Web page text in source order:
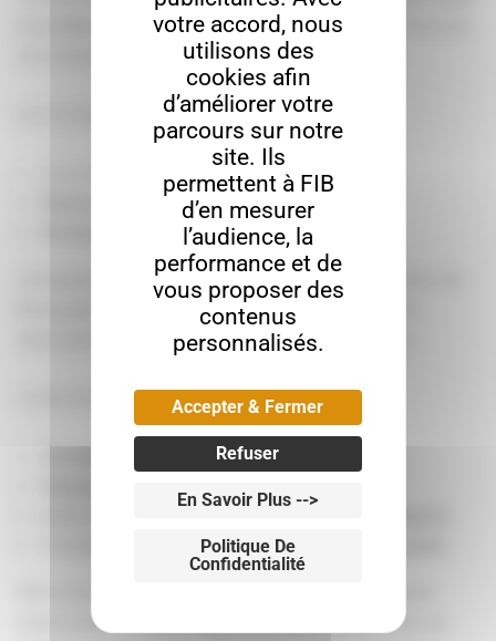
à un choc avec un chariot élévateur (Fenwick)
une situation critique pour l’exploitation du site.
Les conséquences ont été immédiates :
bloqué ou rendu dangereux
Risque pour la sécurité des équipes sur site
Perturbation de l’activité logistique
Les équipes de FIB Solutions (Fermetures Industrielles de
Bourgogne) sont intervenues dans la journée (selon
disponibilité des pièces) afin de rétablir la situation.
L’intervention a consisté à :
Diagnostiquer précisément les dommages
remplacement de la porte sectionnelle
industrielles, en
, afin de
votre accord, nous
utilisons des
cookies afin
d’améliorer votre
parcours sur notre
site. Ils
permettent à FIB
d’en mesurer
l’audience, la
performance et de
vous proposer des
contenus
personnalisés.
Accepter & Fermer
Refuser
En Savoir Plus -->
Politique De
Confidentialité